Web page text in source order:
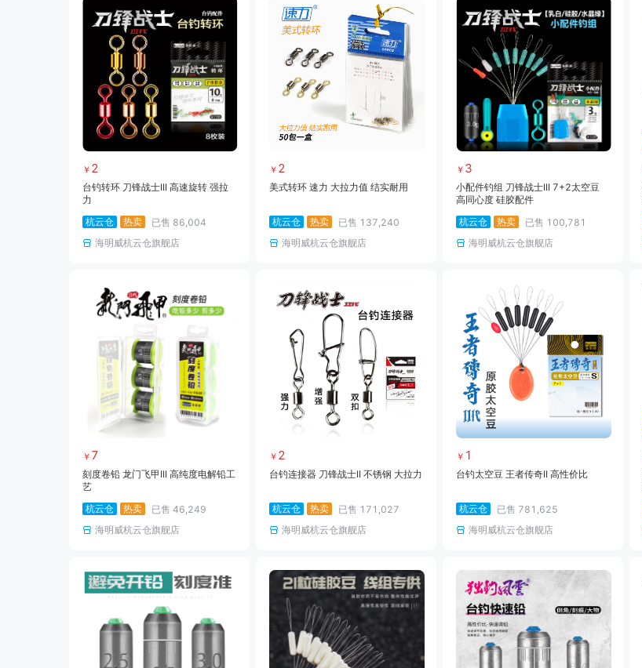
￥ 2
台钓转环 刀锋战士III 高速旋转 强拉
力
杭云仓
热卖 已售 86,004
海明威杭云仓旗舰店
￥ 2
美式转环 速力 大拉力值 结实耐用
杭云仓 热卖 已售 137,240
海明威杭云仓旗舰店
￥ 3
小配件钓组 刀锋战士III 7+2太空豆
高同心度 硅胶配件
杭云仓
热卖 已售 100,781
海明威杭云仓旗舰店
￥ 7
刻度卷铅 龙门飞甲III 高纯度电解铅工
艺
杭云仓
热卖 已售 46,249
海明威杭云仓旗舰店
￥ 2
台钓连接器 刀锋战士II 不锈钢 大拉力
杭云仓 热卖 已售 171,027
海明威杭云仓旗舰店
￥ 1
台钓太空豆 王者传奇II 高性价比
杭云仓 已售 781,625
海明威杭云仓旗舰店